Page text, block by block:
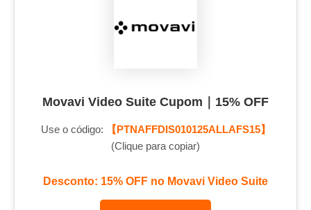
Movavi Video Suite Cupom｜15% OFF
Use o código:
【PTNAFFDIS010125ALLAFS15】
(Clique para copiar)
Desconto: 15% OFF no Movavi Video Suite